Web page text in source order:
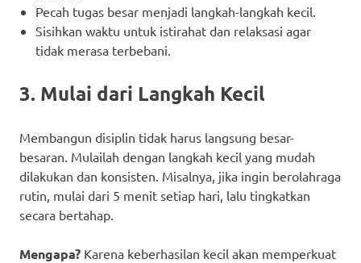
Pecah tugas besar menjadi langkah-langkah kecil.
Sisihkan waktu untuk istirahat dan relaksasi agar
tidak merasa terbebani.
3. Mulai dari Langkah Kecil
Membangun disiplin tidak harus langsung besar-
besaran. Mulailah dengan langkah kecil yang mudah
dilakukan dan konsisten. Misalnya, jika ingin berolahraga
rutin, mulai dari 5 menit setiap hari, lalu tingkatkan
secara bertahap.
Mengapa? Karena keberhasilan kecil akan memperkuat